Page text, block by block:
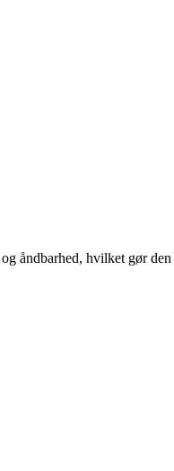
åndbarhed, hvilket gør